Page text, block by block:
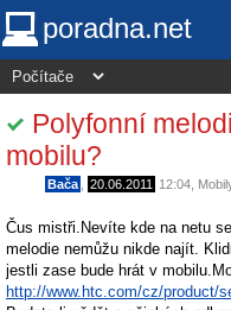
poradna.net
Polyfonní
mobilu?
Bača 20.06.2011 12:04
Čus mistři.Nevíte kde na netu
melodie nemůžu nikde najít.
jestli zase bude hrát v
http://www.htc.com/cz/product/